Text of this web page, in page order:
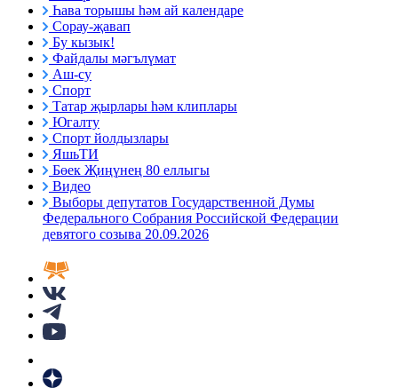
Һава торышы һәм ай календаре
Сорау-җавап
Бу кызык!
Файдалы мәгълүмат
Аш-су
Спорт
Татар җырлары һәм клиплары
Югалту
Спорт йолдызлары
ЯшьТИ
Бөек Җиңүнең 80 еллыгы
Видео
Выборы депутатов Государственной Думы
Федерального Собрания Российской Федерации
девятого созыва 20.09.2026